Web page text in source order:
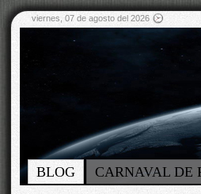
viernes, 07 de agosto del 2026
BLOG CARNAVAL DE